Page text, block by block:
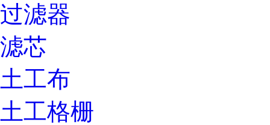
过滤器
滤芯
土工布
土工格栅